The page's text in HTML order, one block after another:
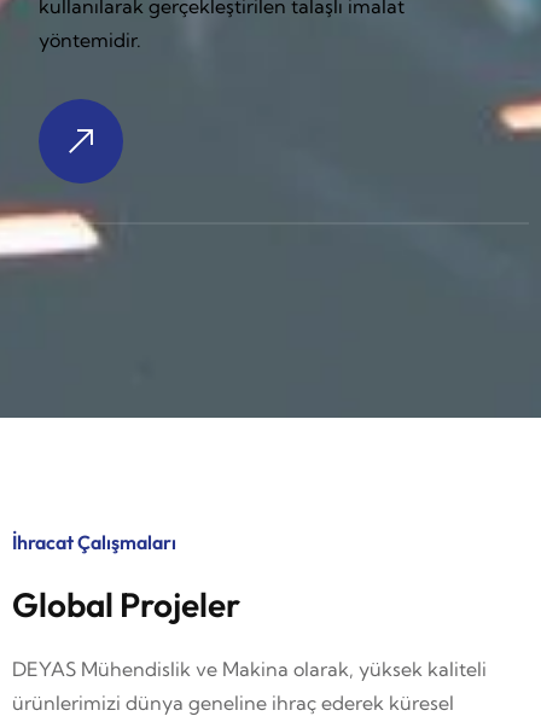
kullanılarak gerçekleştirilen talaşlı imalat
yöntemidir.
İhracat Çalışmaları
Global Projeler
DEYAS Mühendislik ve Makina olarak, yüksek kaliteli
ürünlerimizi dünya geneline ihraç ederek küresel